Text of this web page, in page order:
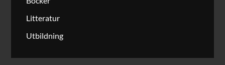
Litteratur
Utbildning